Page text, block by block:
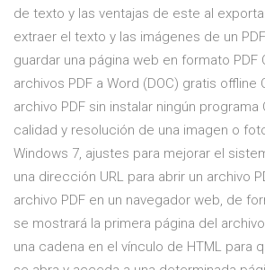
de texto y las ventajas de este al
extraer el texto y las imágenes de un
guardar una página web en formato
archivos PDF a Word (DOC) gratis offline
archivo PDF sin instalar ningún programa
calidad y resolución de una imagen o
Windows 7, ajustes para mejorar el
una dirección URL para abrir un archivo
archivo PDF en un navegador web, de
se mostrará la primera página del
una cadena en el vínculo de HTML para